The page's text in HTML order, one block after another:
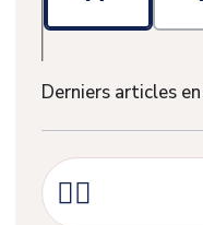
Derniers articles
